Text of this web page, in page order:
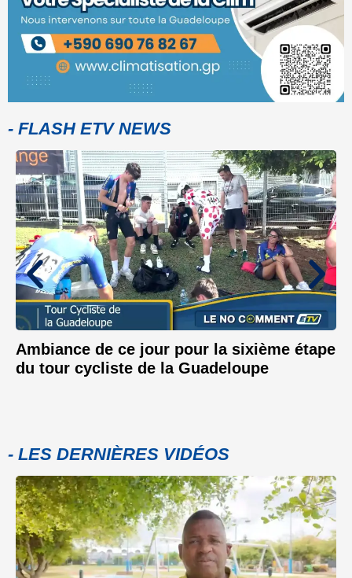
- FLASH ETV NEWS
Ambiance de ce jour pour la sixième étape
du tour cycliste de la Guadeloupe
- LES DERNIÈRES VIDÉOS